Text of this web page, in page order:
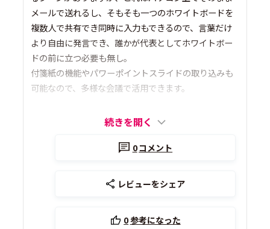
メールで送れるし、そもそも一つのホワイトボードを
複数人で共有でき同時に入力もできるので、言葉だけ
より自由に発言でき、誰かが代表としてホワイトボー
ドの前に立つ必要も無し。
付箋紙の機能やパワーポイントスライドの取り込みも
可能なので、多様な会議で活用できます。
続きを開く
0コメント
レビューをシェア
0参考になった